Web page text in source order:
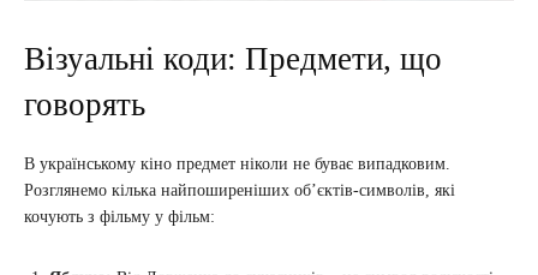
Візуальні коди: Предмети, що
говорять
В українському кіно предмет ніколи не буває випадковим.
Розглянемо кілька найпоширеніших об’єктів-символів, які
кочують з фільму у фільм: